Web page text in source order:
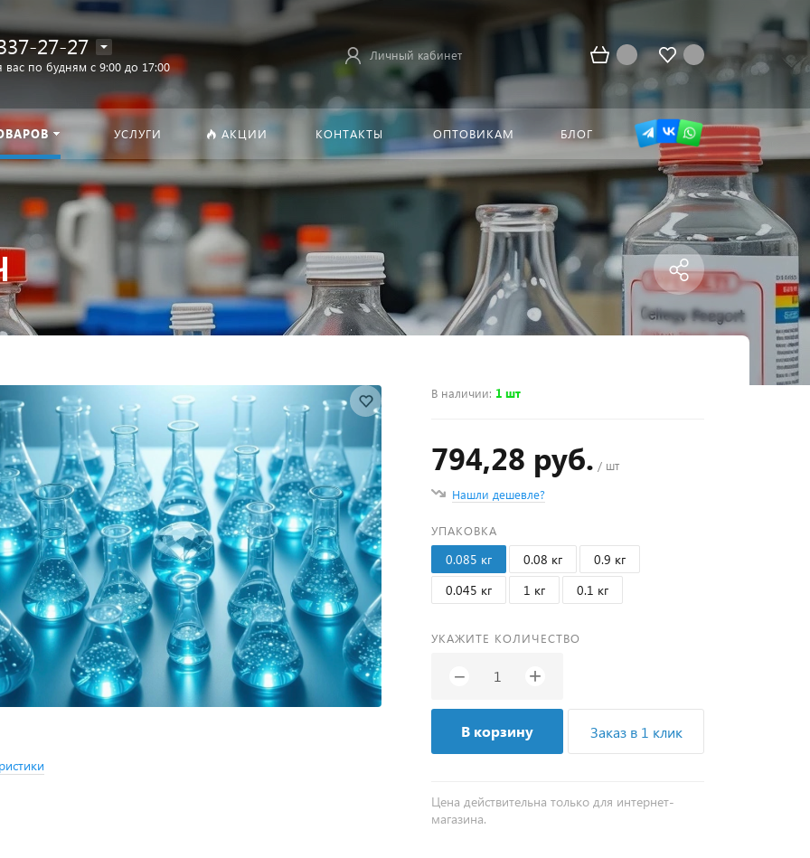
27-27
вас по будням с 9:00 до 17:00
Личный кабинет
УСЛУГИ АКЦИИ КОНТАКТЫ ОПТОВИКАМ БЛОГ
В наличии: 1 шт
794,28 руб. / шт
Нашли дешевле?
УПАКОВКА
0.085 кг 0.08 кг
0.9 кг
0.045 кг
1 кг 0.1 кг
УКАЖИТЕ КОЛИЧЕСТВО
− +
В корзину Заказ в 1 клик
Цена действительна только для интернет-
магазина.